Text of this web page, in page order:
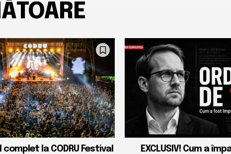
complet la CODRU Festival
EXCLUSIV! Cum a